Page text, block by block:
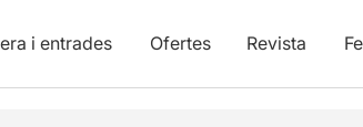
i entrades Ofertes Revista